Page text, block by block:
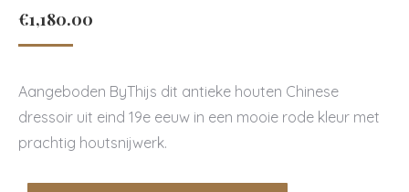
€1,180.00
Aangeboden ByThijs dit antieke houten Chinese
dressoir uit eind 19e eeuw in een mooie rode kleur met
prachtig houtsnijwerk.